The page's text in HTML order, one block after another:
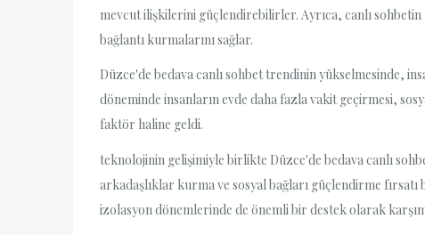
mevcut ilişkilerini güçlendirebilirler. Ayrıca, canlı
bağlantı kurmalarını sağlar.
Düzce'de bedava canlı sohbet trendinin yükselmesinde,
döneminde insanların evde daha fazla vakit geçirmesi,
faktör haline geldi.
teknolojinin gelişimiyle birlikte Düzce'de bedava canlı
arkadaşlıklar kurma ve sosyal bağları güçlendirme
izolasyon dönemlerinde de önemli bir destek olarak